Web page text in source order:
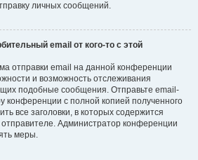
личных сообщений.
email от кого-то с этой
отправки email на данной конференции
и возможность отслеживания
подобные сообщения. Отправьте email-
конференции с полной копией полученного
все заголовки, в которых содержится
Администратор конференции
меры.